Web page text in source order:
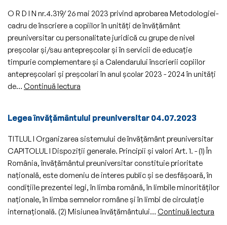
control
din
inspectoratele
şcolare
şi
a
din
corpului
didactic,
aprobate
prin
Ordinul
ministrului
educaţiei,
în
anul
şcolar
2023
–
2024,
aprobată
ministrului
educaţiei
nr.
6.218/2022
O R D I N nr.4.319/ 26 mai 2023 privind aprobarea Metodologiei-
cadru de înscriere a copiilor în unități de învățământ
preuniversitar cu personalitate juridică cu grupe de nivel
preșcolar și/sau antepreșcolar și în servicii de educație
timpurie complementare și a Calendarului înscrierii copiilor
antepreșcolari și preșcolari în anul școlar 2023 - 2024 în unități
de… Continuă lectura
înscriere
copiilor
în
unități
de
învățământ
preuniversitar
Legea învățământului preuniversitar 04.07.2023
TITLUL I Organizarea sistemului de învăţământ preuniversitar
CAPITOLUL I Dispoziţii generale. Principii şi valori Art. 1. - (1) În
România, învăţământul preuniversitar constituie prioritate
naţională, este domeniu de interes public şi se desfăşoară, în
condiţiile prezentei legi, în limba română, în limbile minorităţilor
naţionale, în limba semnelor române şi în limbi de circulaţie
internaţională. (2) Misiunea învăţământului… Continuă lectura